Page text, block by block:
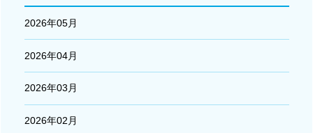
2026年05月
2026年04月
2026年03月
2026年02月